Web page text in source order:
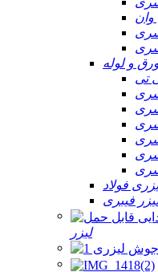
و لوله
تی
فیبری
لیزر